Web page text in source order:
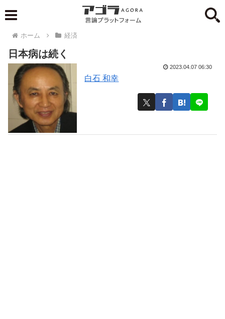
ホーム 経済
日本病は続く
白石 和幸
2023.04.07 06:30